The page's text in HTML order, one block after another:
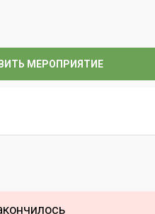
МЕРОПРИЯТИЕ